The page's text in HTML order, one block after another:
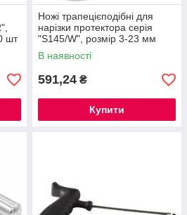
шт
Ножі трапецієподібні для
нарізки протектора серія
"S145/W", розмір 3-23 мм
W1-W6 (20 шт - 1 упак.)
В наявності
591,24 ₴
Купити